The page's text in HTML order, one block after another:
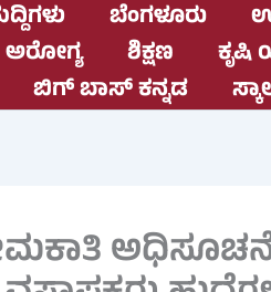
ಬೆಂಗಳೂರು
ಅರೋಗ್ಯ ಶಿಕ್ಷಣ ಕೃಷಿ
ಬಿಗ್ ಬಾಸ್ ಕನ್ನಡ
ಅಧಿಸೂಚನೆ